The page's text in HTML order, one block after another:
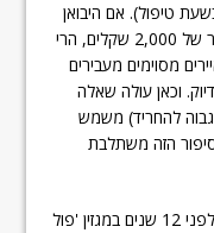
טיפול). אם היבואן
מסוגל להפיק רווח נאה ממכירת סט במחיר של 2,000 שקלים, הרי
מסוימים מעבירים
סט בדיוק. וכאן עולה שאלה
להחריד) משמש
הזה משתלבת
על אודות המצב המקומם הזה כתבתי כבר לפני 12 שנים במגזין 'פול